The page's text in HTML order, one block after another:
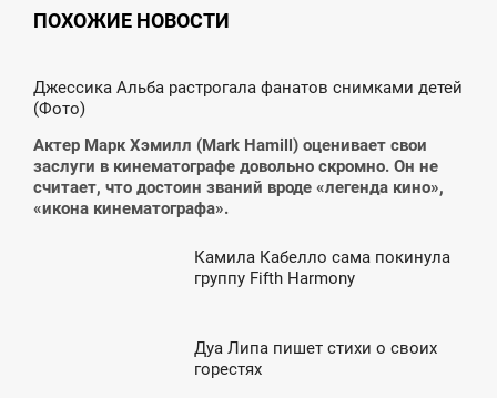
ПОХОЖИЕ НОВОСТИ
Джессика Альба растрогала фанатов снимками детей
(Фото)
Актер Марк Хэмилл (Mark Hamill) оценивает свои
заслуги в кинематографе довольно скромно. Он не
считает, что достоин званий вроде «легенда кино»,
«икона кинематографа».
Камила Кабелло сама покинула
группу Fifth Harmony
Дуа Липа пишет стихи о своих
горестях